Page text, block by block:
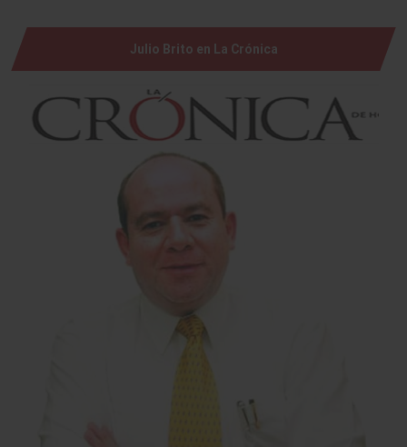
Julio Brito en La Crónica